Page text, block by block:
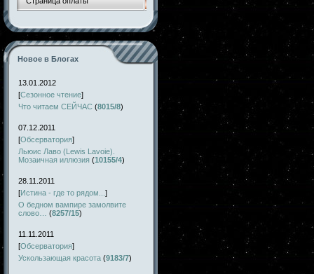
Новое в Блогах
13.01.2012
[Сезонное чтение]
Что читаем СЕЙЧАС (8015/8)
07.12.2011
[Обсерватория]
Льюис Лаво (Lewis Lavoie).
Мозаичная иллюзия (10155/4)
28.11.2011
[Истина - где то рядом... ]
О бедном вампире замолвите
слово…
(8257/15)
11.11.2011
[Обсерватория]
Ускользающая красота (9183/7)